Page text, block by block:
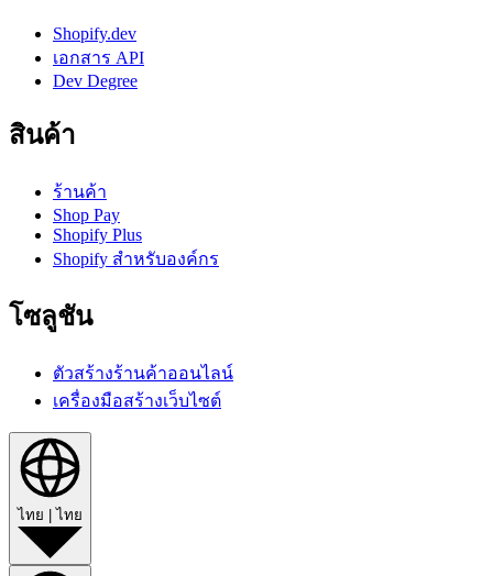
Shopify.dev
เอกสาร API
Dev Degree
สินค้า
ร้านค้า
Shop Pay
Shopify Plus
Shopify สำหรับองค์กร
โซลูชัน
ตัวสร้างร้านค้าออนไลน์
เครื่องมือสร้างเว็บไซต์
ไทย ไทย